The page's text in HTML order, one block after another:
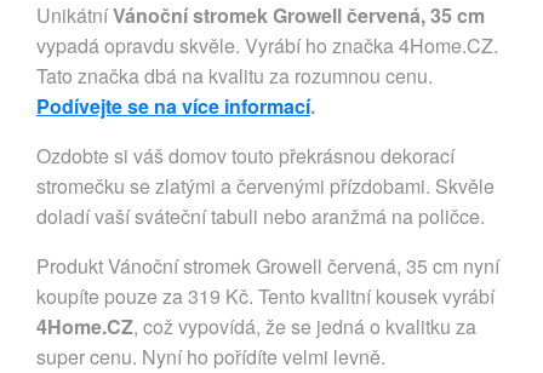
UnikátníVánoční stromek Growell červená, 35 cm
vypadá opravdu skvěle. Vyrábí ho značka 4Home.CZ.
Tato značka dbá na kvalitu za rozumnou cenu.
Podívejte se na více informací.
Ozdobte si váš domov touto překrásnou dekorací
stromečku se zlatými a červenými přízdobami. Skvěle
doladí vaší sváteční tabuli nebo aranžmá na poličce.
Produkt Vánoční stromek Growell červená, 35 cm nyní
koupíte pouze za 319 Kč. Tento kvalitní kousek vyrábí
4Home.CZ, což vypovídá, že se jedná o kvalitku za
super cenu. Nyní ho pořídíte velmi levně.